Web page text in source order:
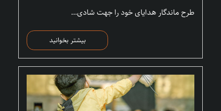
طرح ماندگار هدایای خود را جهت شادی...
بیشتر بخوانید